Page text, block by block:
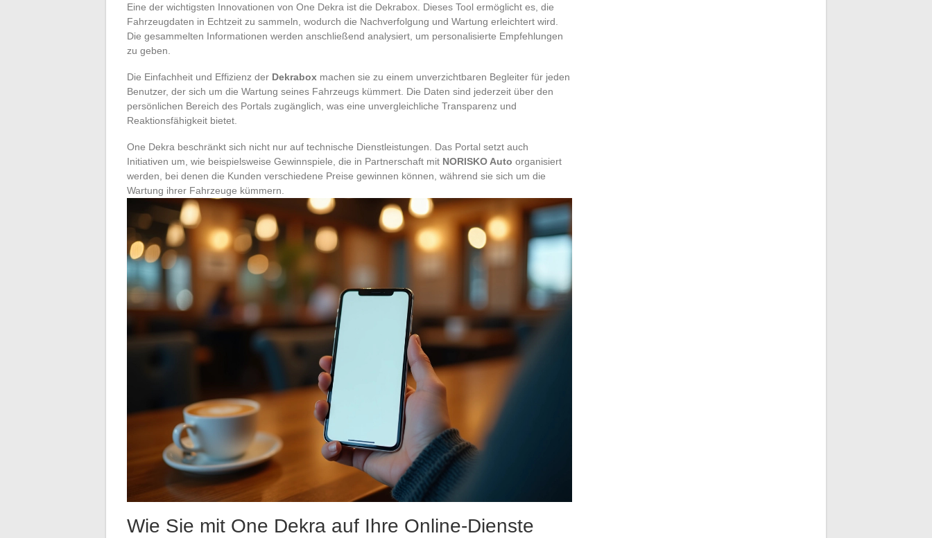
Eine der wichtigsten Innovationen von One Dekra ist die Dekrabox. Dieses Tool ermöglicht es, die
Fahrzeugdaten in Echtzeit zu sammeln, wodurch die Nachverfolgung und Wartung erleichtert wird.
Die gesammelten Informationen werden anschließend analysiert, um personalisierte Empfehlungen
zu geben.
Die Einfachheit und Effizienz der Dekrabox machen sie zu einem unverzichtbaren Begleiter für jeden
Benutzer, der sich um die Wartung seines Fahrzeugs kümmert. Die Daten sind jederzeit über den
persönlichen Bereich des Portals zugänglich, was eine unvergleichliche Transparenz und
Reaktionsfähigkeit bietet.
One Dekra beschränkt sich nicht nur auf technische Dienstleistungen. Das Portal setzt auch
Initiativen um, wie beispielsweise Gewinnspiele, die in Partnerschaft mit NORISKO Auto organisiert
werden, bei denen die Kunden verschiedene Preise gewinnen können, während sie sich um die
Wartung ihrer Fahrzeuge kümmern.
Wie Sie mit One Dekra auf Ihre Online-Dienste